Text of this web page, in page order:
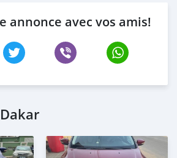
annonce avec vos amis!